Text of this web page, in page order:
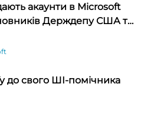
акаунти в Microsoft
Держдепу США та
до свого ШІ-помічника